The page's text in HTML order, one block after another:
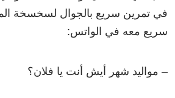
في تمرين سريع بالجوال لسخسخة
سريع معه في الواتس:
– مواليد شهر أيش أنت يا فلان؟